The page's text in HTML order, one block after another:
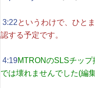
3:22というわけで、ひと
認する予定です。
4:19MTRONのSLSチッ
では壊れませんでした(編